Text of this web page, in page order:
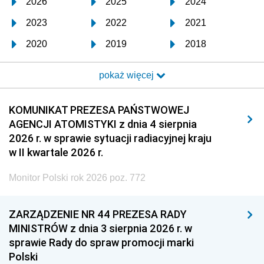
2023 2022 2021
2020 2019 2018
2017 2016 2015
2014 2013 2012
2011 2010 2009
2008 2007 2006
2005
1996 1995 1994
1993 1992 1991
1990
pokaż więcej
KOMUNIKAT PREZESA PAŃSTWOWEJ
AGENCJI ATOMISTYKI z dnia 4 sierpnia
2026 r. w sprawie sytuacji radiacyjnej kraju
w II kwartale 2026 r.
Monitor Polski rok 2026 poz. 772
ZARZĄDZENIE NR 44 PREZESA RADY
MINISTRÓW z dnia 3 sierpnia 2026 r. w
sprawie Rady do spraw promocji marki
Polski